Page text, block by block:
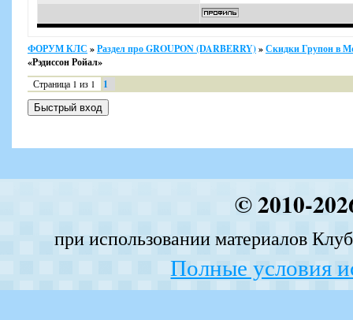
ФОРУМ КЛС »Раздел про GROUPON (DARBERRY)»Скидки Групон в
«Рэдиссон Ройал»
Страница 1 из 1 1
© 2010-
при использовании материалов
Полные условия